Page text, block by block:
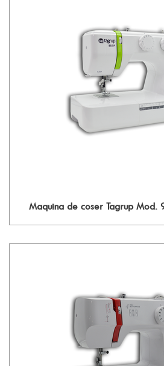
Maquina de coser Tagrup Mod.